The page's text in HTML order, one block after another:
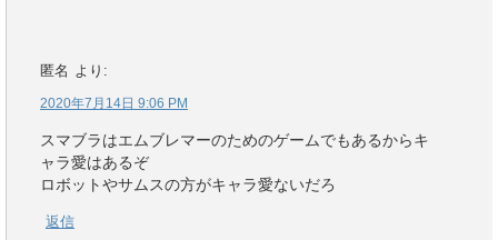
匿名 より:
2020年7月14日 9:06 PM
スマブラはエムブレマーのためのゲームでもあるからキ
ャラ愛はあるぞ
ロボットやサムスの方がキャラ愛ないだろ
返信